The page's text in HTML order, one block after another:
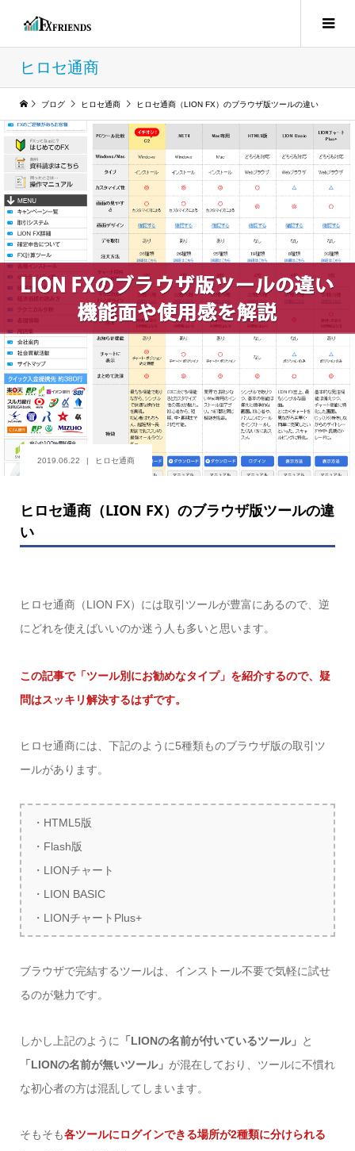
ヒロセ通商
ブログ ヒロセ通商 ヒロセ通商（LION FX）のブラウザ版ツールの違い
2019.06.22 ヒロセ通商
ヒロセ通商（LION FX）のブラウザ版ツールの違
い
ヒロセ通商（LION FX）には取引ツールが豊富にあるので、逆
にどれを使えばいいのか迷う人も多いと思います。
この記事で「ツール別にお勧めなタイプ」を紹介するので、疑
問はスッキリ解決するはずです。
ヒロセ通商には、下記のように5種類ものブラウザ版の取引ツ
ールがあります。
・HTML5版
・Flash版
・LIONチャート
・LION BASIC
・LIONチャートPlus+
ブラウザで完結するツールは、インストール不要で気軽に試せ
るのが魅力です。
しかし上記のように 「LIONの名前が付いているツール」 と
「LIONの名前が無いツール」 が混在しており、ツールに不慣れ
な初心者の方は混乱してしまいます。
そもそも各ツールにログインできる場所が2種類に分けられる